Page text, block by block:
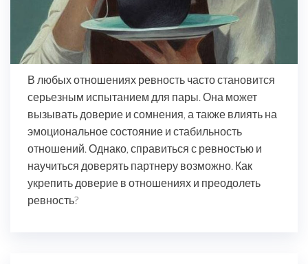
В любых отношениях ревность часто становится
серьезным испытанием для пары. Она может
вызывать доверие и сомнения, а также влиять на
эмоциональное состояние и стабильность
отношений. Однако, справиться с ревностью и
научиться доверять партнеру возможно. Как
укрепить доверие в отношениях и преодолеть
ревность?